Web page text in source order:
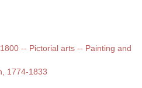
-- Pictorial arts -- Painting and
1774-1833